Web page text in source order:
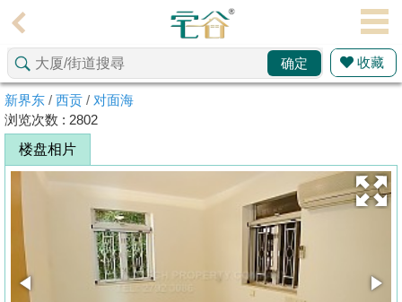
理
主
页
搵
楼/
交
业
主
放
确定 收藏
新界东 / 西贡 / 对面海
浏览次数 : 2802
楼盘相片